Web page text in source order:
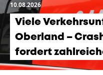
10.08.2026
Viele
Oberland –
fordert